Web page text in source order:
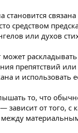
средством
или духов
препятствий
и использовать
то, что
от того,